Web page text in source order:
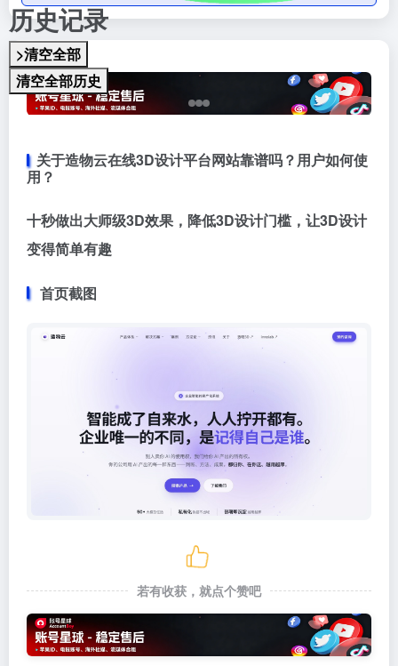
历史记录
>清空全部
清空全部历史
关于造物云在线3D设计平台网站靠谱吗？用户如何使
用？
十秒做出大师级3D效果，降低3D设计门槛，让3D设计
变得简单有趣
首页截图
若有收获，就点个赞吧